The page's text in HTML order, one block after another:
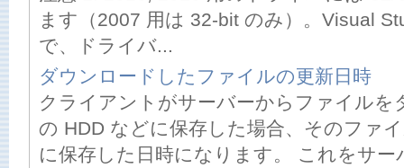
ます（2007 用は 32-bit のみ）。Visual
で、ドライバ...
ダウンロードしたファイルの更新日時
クライアントがサーバーからファイルを
の HDD などに保存した場合、そのファ
に保存した日時になります。 これをサー